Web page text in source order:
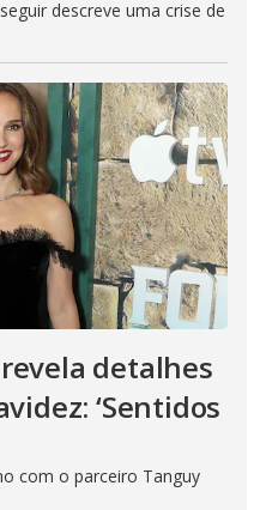
descreve uma crise de
detalhes
‘Sentidos
com o parceiro Tanguy